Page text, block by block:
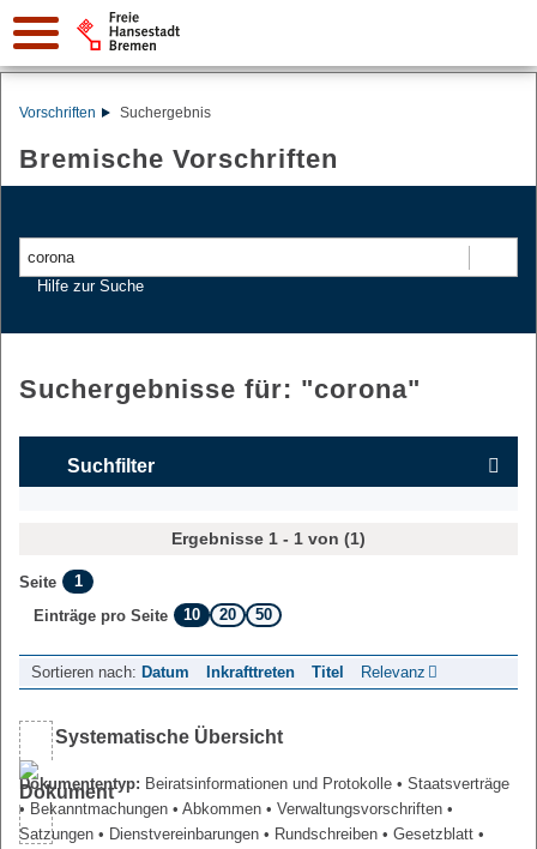
Vorschriften Suchergebnis
Bremische Vorschriften
Hilfe zur Suche
Suchergebnisse für: "corona"
Suchfilter
Ergebnisse 1 - 1 von (1)
Seite
1
Einträge pro Seite
10 20 50
Sortieren nach: Datum Inkrafttreten Titel Relevanz
Systematische Übersicht
Dokumententyp: Beiratsinformationen und Protokolle • Staatsverträge
• Bekanntmachungen • Abkommen • Verwaltungsvorschriften •
Satzungen • Dienstvereinbarungen • Rundschreiben • Gesetzblatt •